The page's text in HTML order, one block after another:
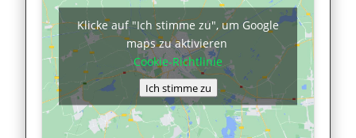
Klicke auf "Ich stimme zu", um Google
maps zu aktivieren
Cookie-Richtlinie
Ich stimme zu